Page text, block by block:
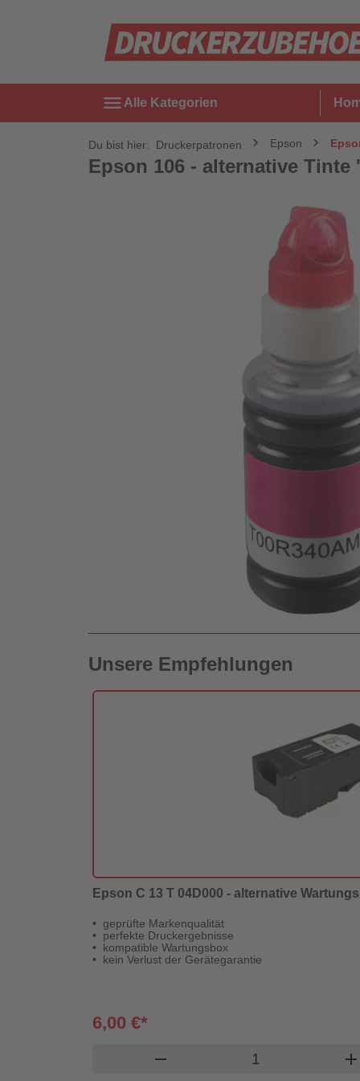
menu Alle Kategorien
Du bist hier: Druckerpatronen Epson
Epson 106 - alternative
Unsere Empfehlungen
Epson C 13 T 04D000 - alternative
geprüfte Markenqualität
perfekte Druckergebnisse
kompatible Wartungsbox
kein Verlust der Gerätegarantie
6,00 €*
remove Produkt add